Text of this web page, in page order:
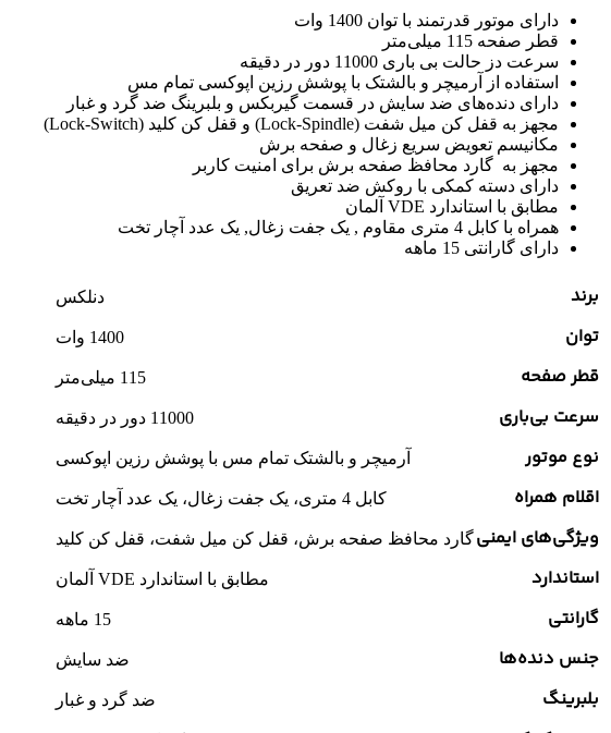
دارای موتور قدرتمند با توان 1400 وات
قطر صفحه 115 میلی‌متر
سرعت دز حالت بی باری 11000 دور در دقیقه
استفاده از آرمیچر و بالشتک با پوشش رزین اپوکسی تمام مس
دارای دنده‌های ضد سایش در قسمت گیربکس و بلبرینگ ضد گرد و غبار
مجهز به قفل کن میل شفت (Lock-Spindle) و قفل کن کلید (Lock-Switch)
مکانیسم تعویض سریع زغال و صفحه برش
مجهز به گارد محافظ صفحه برش برای امنیت کاربر
دارای دسته کمکی با روکش ضد تعریق
مطابق با استاندارد VDE آلمان
همراه با کابل 4 متری مقاوم , یک جفت زغال, یک عدد آچار تخت
دارای گارانتی 15 ماهه
برند دنلکس
توان 1400 وات
قطر صفحه 115 میلی‌متر
سرعت بی‌باری 11000 دور در دقیقه
نوع موتور آرمیچر و بالشتک تمام مس با پوشش رزین اپوکسی
اقلام همراه کابل 4 متری، یک جفت زغال، یک عدد آچار تخت
ویژگی‌های ایمنیگارد محافظ صفحه برش، قفل کن میل شفت، قفل کن کلید
استاندارد مطابق با استاندارد VDE آلمان
گارانتی 15 ماهه
جنس دنده‌ها ضد سایش
بلبرینگ ضد گرد و غبار